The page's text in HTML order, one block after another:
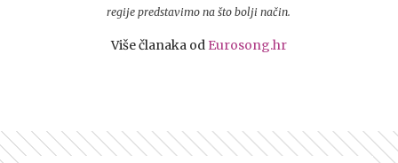
regije predstavimo na što bolji način.
Više članaka od Eurosong.hr